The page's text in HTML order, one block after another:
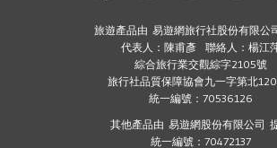
旅遊產品由 易遊網旅行社股份有限公
代表人：陳甫彥 聯絡人：楊江
綜合旅行業交觀綜字2105號
旅行社品質保障協會九一字第北
統一編號：70536126
其他產品由 易遊網股份有限公司
統一編號：70472137